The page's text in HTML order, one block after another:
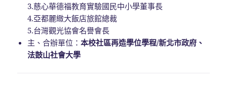
3.慈心華德福教育實驗國民中小學董事長
4.亞都麗緻大飯店旅館總裁
5.台灣觀光協會名譽會長
主、合辦單位：本校社區再造學位學程/新北市政府、
法鼓山社會大學